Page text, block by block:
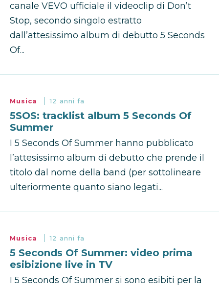
canale VEVO ufficiale il videoclip di Don’t
Stop, secondo singolo estratto
dall’attesissimo album di debutto 5 Seconds
Of...
Musica 12 anni fa
5SOS: tracklist album 5 Seconds Of
Summer
I 5 Seconds Of Summer hanno pubblicato
l’attesissimo album di debutto che prende il
titolo dal nome della band (per sottolineare
ulteriormente quanto siano legati...
Musica 12 anni fa
5 Seconds Of Summer: video prima
esibizione live in TV
I 5 Seconds Of Summer si sono esibiti per la